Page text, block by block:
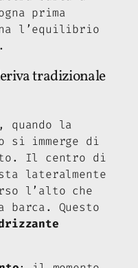
prima
l’equilibrio
tradizionale
quando la
si immerge di
Il centro di
lateralmente
l’alto che
barca. Questo